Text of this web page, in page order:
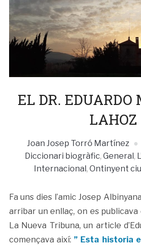
EL DR. EDUARDO
LAHOZ
Joan Josep Torró Martínez
Diccionari biogràfic, General,
Internacional, Ontinyent
Fa uns dies l’amic Josep
arribar un enllaç, on es
La Nueva Tribuna, un article
començava així: ” Esta historia